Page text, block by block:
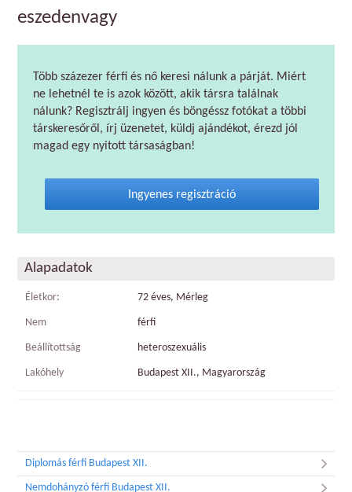
eszedenvagy
Több százezer férfi és nő keresi nálunk a párját. Miért
ne lehetnél te is azok között, akik társra találnak
nálunk? Regisztrálj ingyen és böngéssz fotókat a többi
társkeresőről, írj üzenetet, küldj ajándékot, érezd jól
magad egy nyitott társaságban!
Ingyenes regisztráció
Alapadatok
Életkor: 72 éves, Mérleg
Nem férfi
Beállítottság heteroszexuális
Lakóhely Budapest XII., Magyarország
Diplomás férfi Budapest XII.
Nemdohányzó férfi Budapest XII.